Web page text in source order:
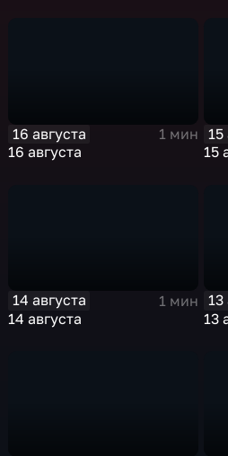
16 августа
1 мин
16 августа
15
15
14 августа
1 мин
14 августа
13
13